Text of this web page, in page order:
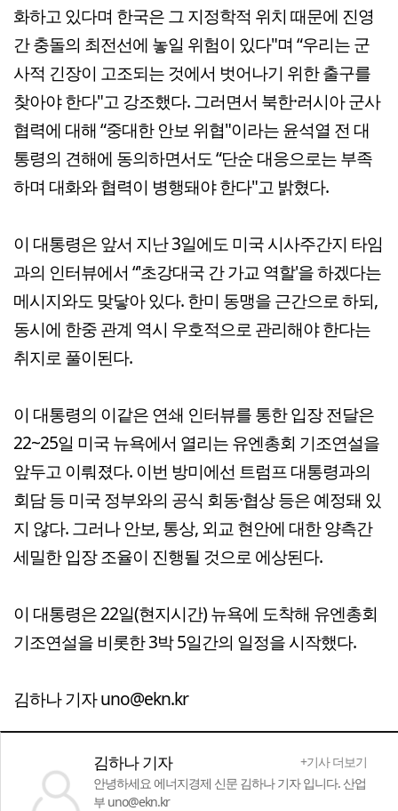
화하고 있다며 한국은 그 지정학적 위치 때문에 진영
간 충돌의 최전선에 놓일 위험이 있다"며 “우리는 군
사적 긴장이 고조되는 것에서 벗어나기 위한 출구를
찾아야 한다"고 강조했다. 그러면서 북한·러시아 군사
협력에 대해 “중대한 안보 위협"이라는 윤석열 전 대
통령의 견해에 동의하면서도 “단순 대응으로는 부족
하며 대화와 협력이 병행돼야 한다"고 밝혔다.
이 대통령은 앞서 지난 3일에도 미국 시사주간지 타임
과의 인터뷰에서 “'초강대국 간 가교 역할'을 하겠다는
메시지와도 맞닿아 있다. 한미 동맹을 근간으로 하되,
동시에 한중 관계 역시 우호적으로 관리해야 한다는
취지로 풀이된다.
이 대통령의 이같은 연쇄 인터뷰를 통한 입장 전달은
22~25일 미국 뉴욕에서 열리는 유엔총회 기조연설을
앞두고 이뤄졌다. 이번 방미에선 트럼프 대통령과의
회담 등 미국 정부와의 공식 회동·협상 등은 예정돼 있
지 않다. 그러나 안보, 통상, 외교 현안에 대한 양측간
세밀한 입장 조율이 진행될 것으로 에상된다.
이 대통령은 22일(현지시간) 뉴욕에 도착해 유엔총회
기조연설을 비롯한 3박 5일간의 일정을 시작했다.
김하나 기자 uno@ekn.kr
김하나 기자
+기사 더보기
안녕하세요 에너지경제 신문 김하나 기자 입니다. 산업
부 uno@ekn.kr